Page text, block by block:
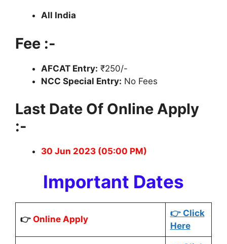
All India
Fee :-
AFCAT Entry: ₹250/-
NCC Special Entry: No Fees
Last Date Of Online Apply
:-
30 Jun 2023 (05:00 PM)
Important Dates
👉 Online Apply
👉 Click
Here